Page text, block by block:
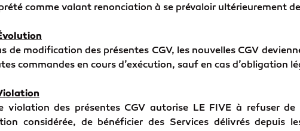
comme valant renonciation à se prévaloir ultérieurement
de modification des présentes CGV, les nouvelles CGV
commandes en cours d’exécution, sauf en cas d’obligation
violation des présentes CGV autorise LE FIVE à refuser
considérée, de bénéficier des Services délivrés